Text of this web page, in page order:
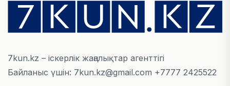
БИЛІК
«Бәйтерек» холдингінің инвестициялық және
кредиттік портфелі 14,3 трлн теңгеге жетті
7kun.kz – іскерлік жаңалықтар агенттігі
Байланыс үшін: 7kun.kz@gmail.com +7777 2425522